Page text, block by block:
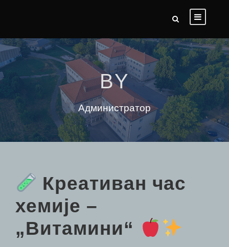
BY
Администратор
Креативан час
хемије –
„Витамини“